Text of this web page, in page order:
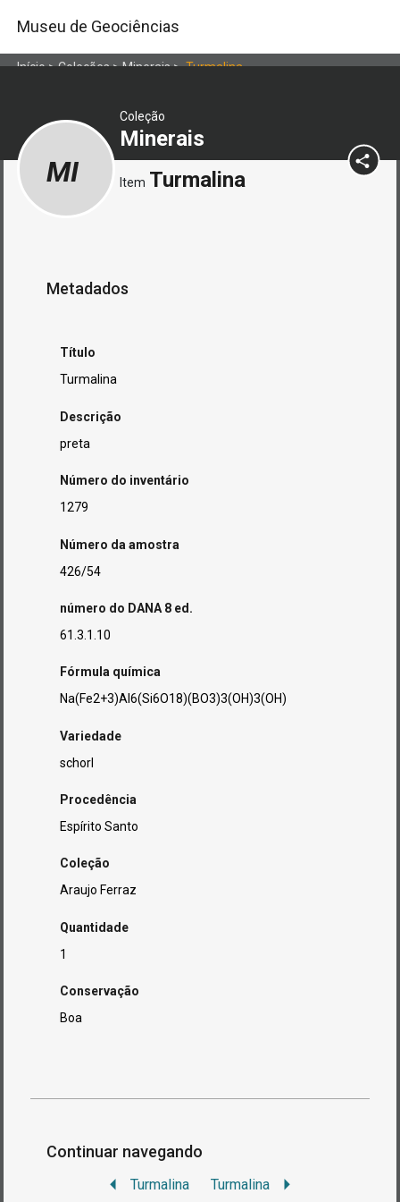
Museu de Geociências
Início>Coleções>Minerais>Turmalina
Coleção
Minerais
MI Item Turmalina
Metadados
Título
Turmalina
Descrição
preta
Número do inventário
1279
Número da amostra
426/54
número do DANA 8 ed.
61.3.1.10
Fórmula química
Na(Fe2+3)Al6(Si6O18)(BO3)3(OH)3(OH)
Variedade
schorl
Procedência
Espírito Santo
Coleção
Araujo Ferraz
Quantidade
1
Conservação
Boa
Continuar navegando
Turmalina Turmalina